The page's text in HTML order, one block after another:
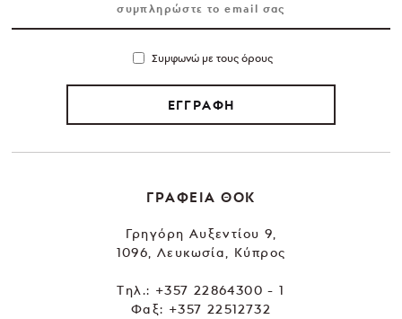
Συμφωνώ με τους όρους
ΕΓΓΡΑΦΗ
ΓΡΑΦΕΙΑ ΘΟΚ
Γρηγόρη Αυξεντίου 9,
1096, Λευκωσία, Κύπρος
Tηλ.: +357 22864300 - 1
Φαξ: +357 22512732